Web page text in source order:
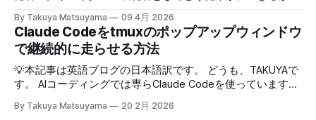
で便利！男相手の会話でも有効。インタビューにも応用が利
きそうだ。 天気が悪くてだるいので、やる気が出るまで部
屋でレシートの撮影などの単純作業をして過ごした。レシー
トを撮ったら事務代行さんに投げる。そのうちAIに代替させ
ーラムをチェックしたら、
がフリーランス案件につながった 09:17 Inkdropで食えるよ
うになるまで 12:15 なぜ最初から海外市場を狙ったのか
14:54 AI登場前、英語コピーに苦戦した話 16:18 AIバイブコ
ーディング時代をどう見ているか 17:24 全てのコードを一行
ずつレビューする使い方 21:06 AIは新幹線:速さの先にあるも
の 25:53 AI時代に「感性」が大事になる 27:
の「健やかに生きる」とは、心身の健康を保ちながら、もの
づくりを楽しみ続けるという意味です。 読者の中にも、最
近のAIの急速な進化の中でどう生き残り、さらに活躍してい
くかを悩んでいる方は多いのではないでしょうか。正直、す
べてに対する正解はわかりません。未来を正確に予測できる
ーティストとして生きる上で大事なのは、「戦略」や「堀
By Takuya Matsuyama 09 4月 2026
Claude Codeをtmuxのポップアップウィンドウ
で継続的に走らせる方法
💡本記事は英語ブログの日本語訳です。 どうも、TAKUYAで
す。 AIコーディングでは専らClaude Codeを使っています。
いたのですが、幅が狭すぎてメッセージやdiffがまともに表
By Takuya Matsuyama 20 2月 2026